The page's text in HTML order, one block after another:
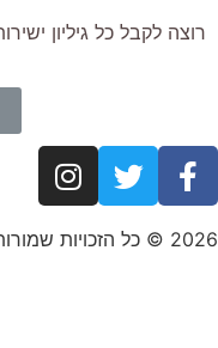
רוצה לקבל כל גיליון
2026 © כל הזכויות שמורות לתמר רוטמן ומורן גרינוולד